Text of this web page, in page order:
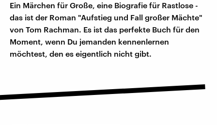
Ein Märchen für Große, eine Biografie für Rastlose -
das ist der Roman "Aufstieg und Fall großer Mächte"
von Tom Rachman. Es ist das perfekte Buch für den
Moment, wenn Du jemanden kennenlernen
möchtest, den es eigentlich nicht gibt.